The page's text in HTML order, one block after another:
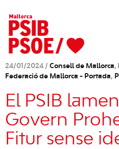
24/01/2024 / Consell de Mallorca,
Federació de Mallorca - Portada,
El PSIB
Govern
Fitur sense